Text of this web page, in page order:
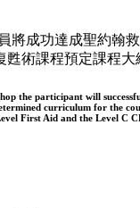
將成功達成聖約翰
術課程預定課程大
the participant will
curriculum for the
First Aid and the Level C